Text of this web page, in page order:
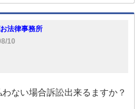
法律事務所
10
ない場合訴訟出来るますか？